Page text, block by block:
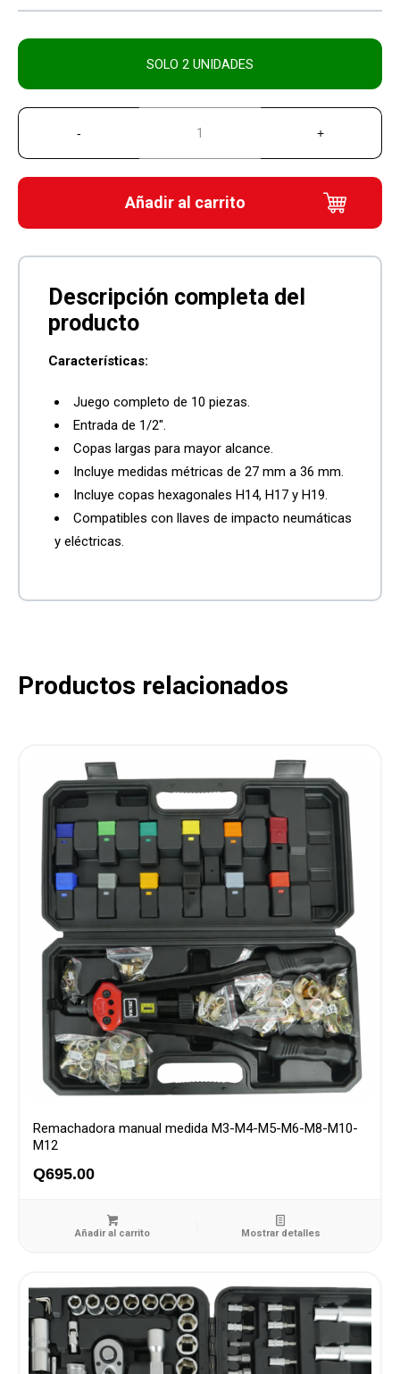
SOLO 2 UNIDADES
Añadir al carrito
Características:
Juego completo de 10 piezas.
Entrada de 1/2″.
Copas largas para mayor alcance.
Incluye medidas métricas de 27 mm a 36 mm.
Incluye copas hexagonales H14, H17 y H19.
Compatibles con llaves de impacto neumáticas
y eléctricas.
Productos relacionados
Remachadora manual medida M3-M4-M5-M6-M8-M10-
M12
Q695.00
Añadir al carrito Mostrar detalles